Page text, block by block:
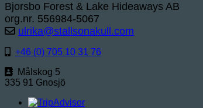
Bjorsbo Forest & Lake Hideaways AB
org.nr. 556984-5067
ulrika@stallsonakull.com
+46 (0) 705 10 31 76
Målskog 5
335 91 Gnosjö